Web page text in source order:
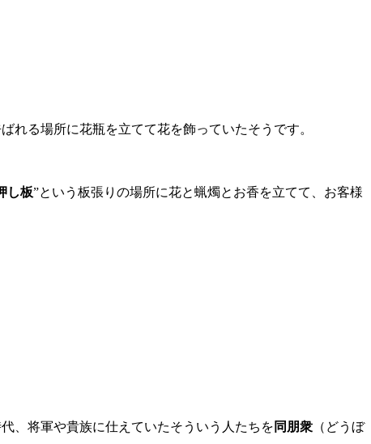
れる場所に花瓶を立てて花を飾っていたそうです。
し板”という板張りの場所に花と蝋燭とお香を立てて、お客様
、将軍や貴族に仕えていたそういう人たちを 同朋衆 （どうぼ